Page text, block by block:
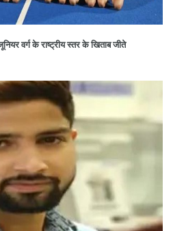
वर्ग के राष्ट्रीय स्तर के खिताब जीते